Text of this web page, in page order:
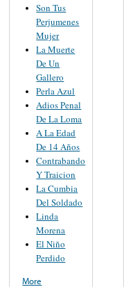
Son Tus
Perjumenes
Mujer
La Muerte
De Un
Gallero
Perla Azul
Adios Penal
De La Loma
A La Edad
De 14 Años
Contrabando
Y Traicion
La Cumbia
Del Soldado
Linda
Morena
El Niño
Perdido
More